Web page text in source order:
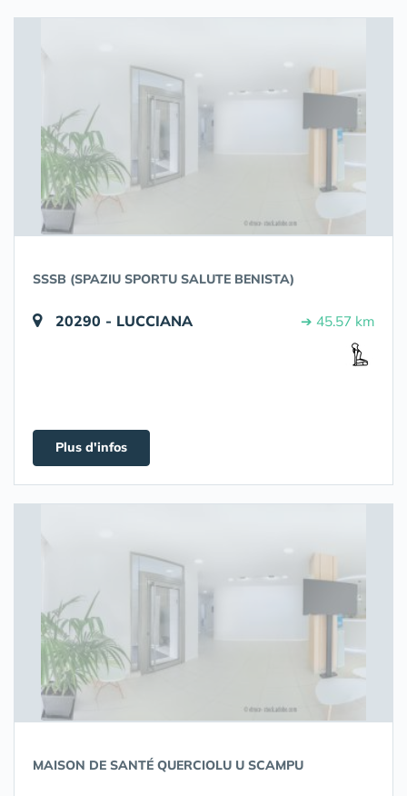
SSSB (SPAZIU SPORTU SALUTE BENISTA)
20290 - LUCCIANA ➔ 45.57 km
Plus d'infos
MAISON DE SANTÉ QUERCIOLU U SCAMPU